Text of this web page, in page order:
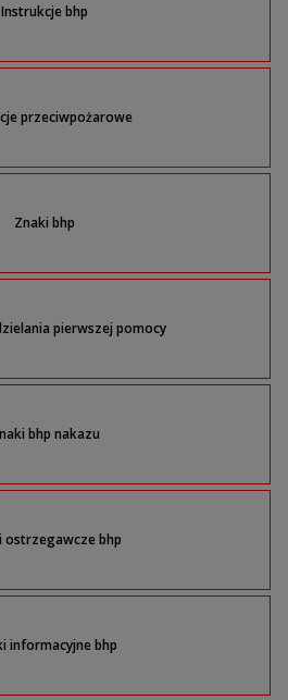
Instrukcje bhp
przeciwpożarowe
Znaki bhp
pierwszej pomocy
bhp nakazu
ostrzegawcze bhp
informacyjne bhp